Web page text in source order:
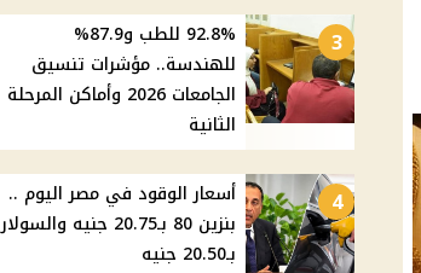
3
92.8% للطب و87.9%
للهندسة.. مؤشرات تنسيق
الجامعات 2026 وأماكن المرحلة
الثانية
4
أسعار الوقود في مصر اليوم ..
بنزين 80 بـ20.75 جنيه والسولار
بـ20.50 جنيه